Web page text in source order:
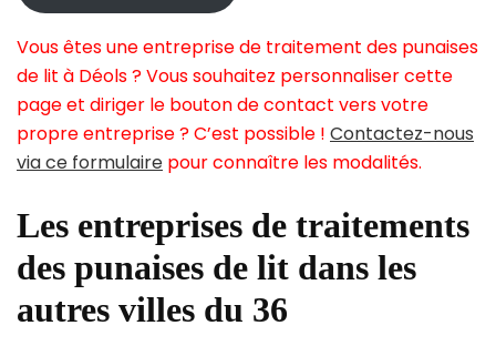
Vous êtes une entreprise de traitement des punaises
de lit à Déols ? Vous souhaitez personnaliser cette
page et diriger le bouton de contact vers votre
propre entreprise ? C’est possible ! Contactez-nous
via ce formulaire pour connaître les modalités.
Les entreprises de traitements
des punaises de lit dans les
autres villes du 36